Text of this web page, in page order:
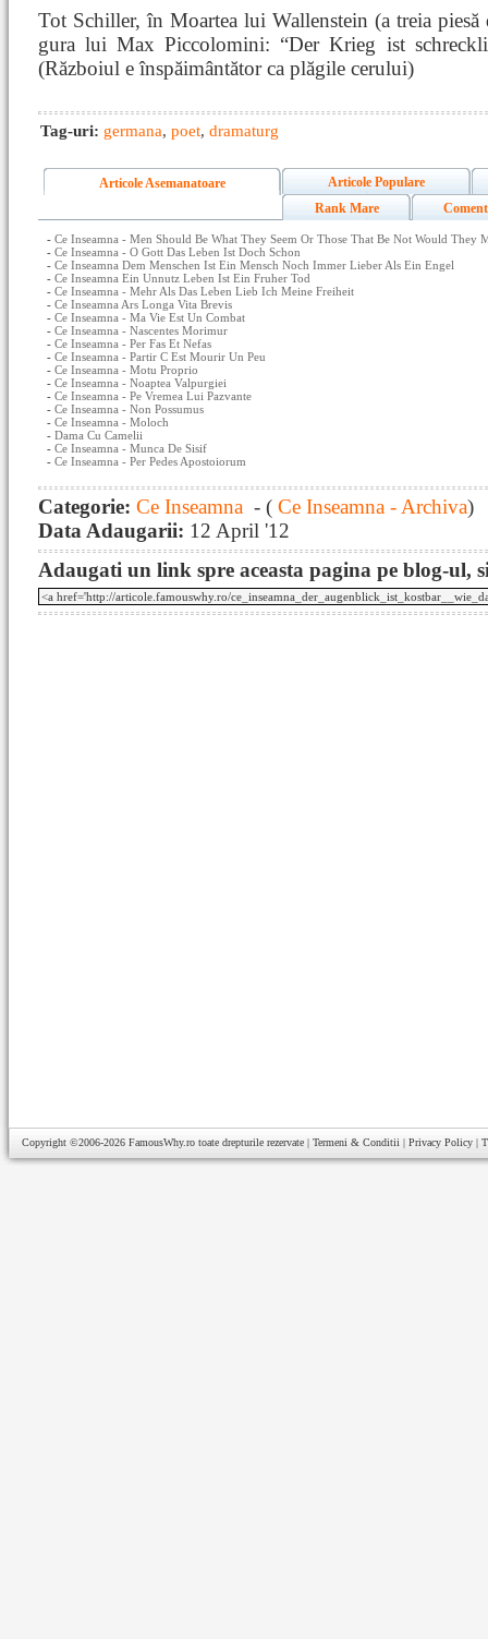
Tot Schiller, în Moartea lui Wallenstein (a treia
gura lui Max Piccolomini: “Der Krieg ist
(Războiul e înspăimântător ca plăgile cerului)
Tag-uri: germana, poet, dramaturg
Articole Asemanatoare
Articole Populare
Rank Mare
- Ce Inseamna - Men Should Be What They Seem Or Those That Be Not Would They
- Ce Inseamna - O Gott Das Leben Ist Doch Schon
- Ce Inseamna Dem Menschen Ist Ein Mensch Noch Immer Lieber Als Ein Engel
- Ce Inseamna Ein Unnutz Leben Ist Ein Fruher Tod
- Ce Inseamna - Mehr Als Das Leben Lieb Ich Meine Freiheit
- Ce Inseamna Ars Longa Vita Brevis
- Ce Inseamna - Ma Vie Est Un Combat
- Ce Inseamna - Nascentes Morimur
- Ce Inseamna - Per Fas Et Nefas
- Ce Inseamna - Partir C Est Mourir Un Peu
- Ce Inseamna - Motu Proprio
- Ce Inseamna - Noaptea Valpurgiei
- Ce Inseamna - Pe Vremea Lui Pazvante
- Ce Inseamna - Non Possumus
- Ce Inseamna - Moloch
- Dama Cu Camelii
- Ce Inseamna - Munca De Sisif
- Ce Inseamna - Per Pedes Apostoiorum
Categorie: Ce Inseamna - ( Ce Inseamna - Archiva)
Data Adaugarii: 12 April '12
Adaugati un link spre aceasta pagina pe blog-ul,
Copyright ©2006-2026 FamousWhy.ro toate drepturile rezervate | Termeni & Conditii | Privacy Policy |